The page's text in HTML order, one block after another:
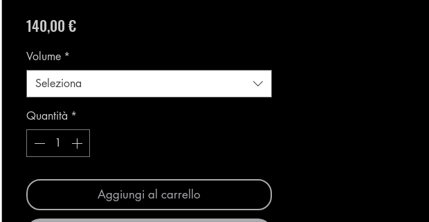
140,00 €Prezzo
Volume *
Seleziona
Quantità *
Aggiungi al carrello